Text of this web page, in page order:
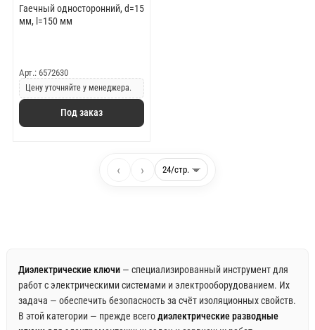
Гаечный односторонний, d=15
мм, l=150 мм
Арт.: 6572630
Цену уточняйте у менеджера.
Под заказ
‹ ›
Диэлектрические ключи— специализированный инструмент для
работ с электрическими системами и электрооборудованием. Их
задача — обеспечить безопасность за счёт изоляционных свойств.
В этой категории — прежде всегодиэлектрические разводные